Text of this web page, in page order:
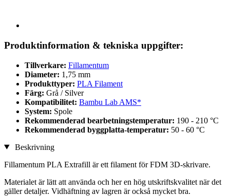
Produktinformation & tekniska uppgifter:
Tillverkare: Fillamentum
Diameter: 1,75 mm
Produkttyper: PLA Filament
Färg: Grå / Silver
Kompatibilitet: Bambu Lab AMS*
System: Spole
Rekommenderad bearbetningstemperatur: 190 - 210 °C
Rekommenderad byggplatta-temperatur: 50 - 60 °C
Beskrivning
Fillamentum PLA Extrafill är ett filament för FDM 3D-skrivare.
Materialet är lätt att använda och her en hög utskriftskvalitet när det
gäller detaljer. Vidhäftning av lagren är också mycket bra.